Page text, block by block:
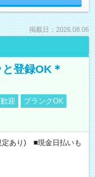
掲載日：2026.08.06
登録OK＊
迎
ブランクOK
あり) ■現金日払いも